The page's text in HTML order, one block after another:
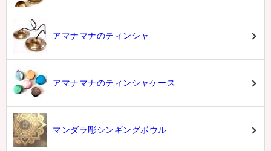
アマナマナのティンシャ
アマナマナのティンシャケース
マンダラ彫シンギングボウル